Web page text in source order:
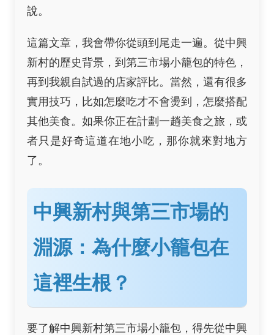
說。
這篇文章，我會帶你從頭到尾走一遍。從中興
新村的歷史背景，到第三市場小籠包的特色，
再到我親自試過的店家評比。當然，還有很多
實用技巧，比如怎麼吃才不會燙到，怎麼搭配
其他美食。如果你正在計劃一趟美食之旅，或
者只是好奇這道在地小吃，那你就來對地方
了。
中興新村與第三市場的
淵源：為什麼小籠包在
這裡生根？
要了解中興新村第三市場小籠包，得先從中興